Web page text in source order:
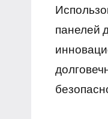
панелей